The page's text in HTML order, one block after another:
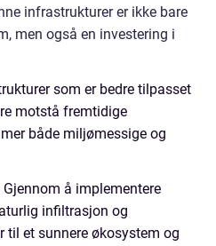
infrastrukturer er ikke bare
men også en investering i
som er bedre tilpasset
motstå fremtidige
både miljømessige og
å implementere
infiltrasjon og
til et sunnere økosystem og